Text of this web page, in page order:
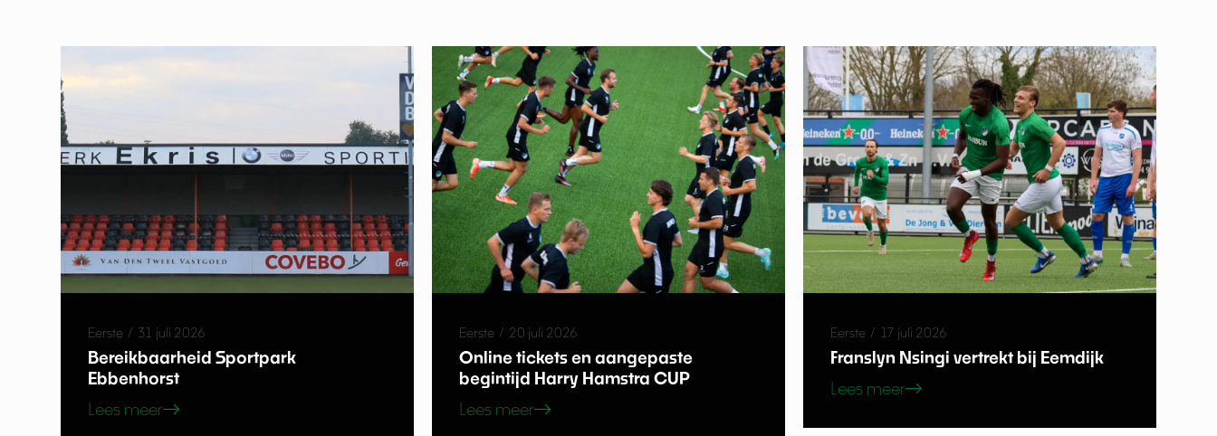
Eerste / 31 juli 2026
Bereikbaarheid Sportpark
Ebbenhorst
Lees meer
Eerste / 20 juli 2026
Online tickets en aangepaste
begintijd Harry Hamstra CUP
Lees meer
Eerste / 17 juli 2026
Franslyn Nsingi vertrekt bij Eemdijk
Lees meer